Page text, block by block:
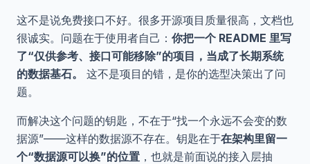
这不是说免费接口不好。很多开源项目质量很高，文档也
很诚实。问题在于使用者自己： 你把一个 README 里写
了“仅供参考、接口可能移除”的项目，当成了长期系统
的数据基石。
这不是项目的错，是你的选型决策出了问
题。
而解决这个问题的钥匙，不在于“找一个永远不会变的数
据源”——这样的数据源不存在。钥匙在于在架构里留一
个“数据源可以换”的位置 ，也就是前面说的接入层抽